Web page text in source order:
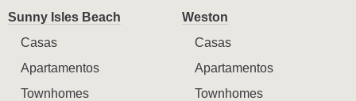
Sunny Isles Beach
Casas
Apartamentos
Townhomes
Weston
Casas
Apartamentos
Townhomes